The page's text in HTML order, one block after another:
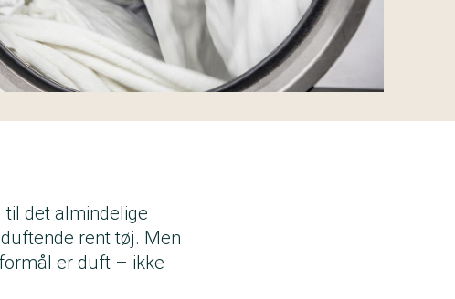
det almindelige
rent tøj. Men
er duft – ikke